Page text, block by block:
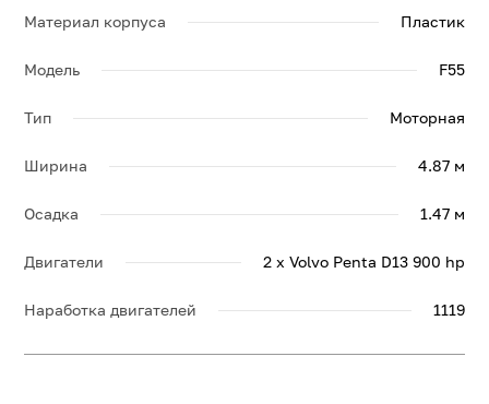
Материал корпуса Пластик
Модель F55
Тип Моторная
Ширина 4.87 м
Осадка 1.47 м
Двигатели 2 x Volvo Penta D13 900 hp
Наработка двигателей 1119